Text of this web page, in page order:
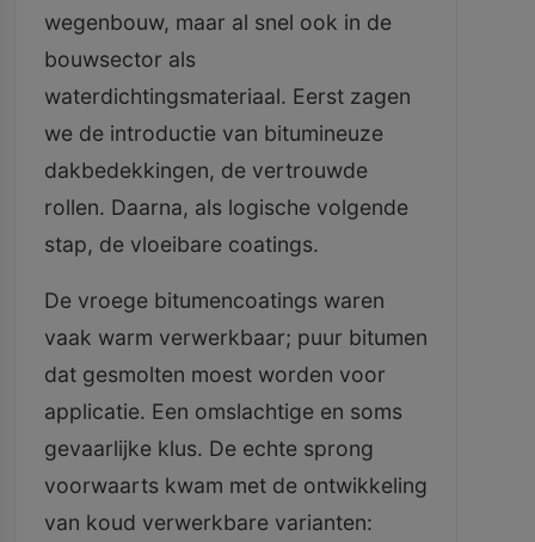
wegenbouw, maar al snel ook in de
bouwsector als
waterdichtingsmateriaal. Eerst zagen
we de introductie van bitumineuze
dakbedekkingen, de vertrouwde
rollen. Daarna, als logische volgende
stap, de vloeibare coatings.
De vroege bitumencoatings waren
vaak warm verwerkbaar; puur bitumen
dat gesmolten moest worden voor
applicatie. Een omslachtige en soms
gevaarlijke klus. De echte sprong
voorwaarts kwam met de ontwikkeling
van koud verwerkbare varianten: